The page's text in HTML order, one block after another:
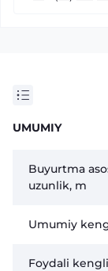
UMUMIY
Buyurtma
uzunlik, m
Umumiy
Foydali